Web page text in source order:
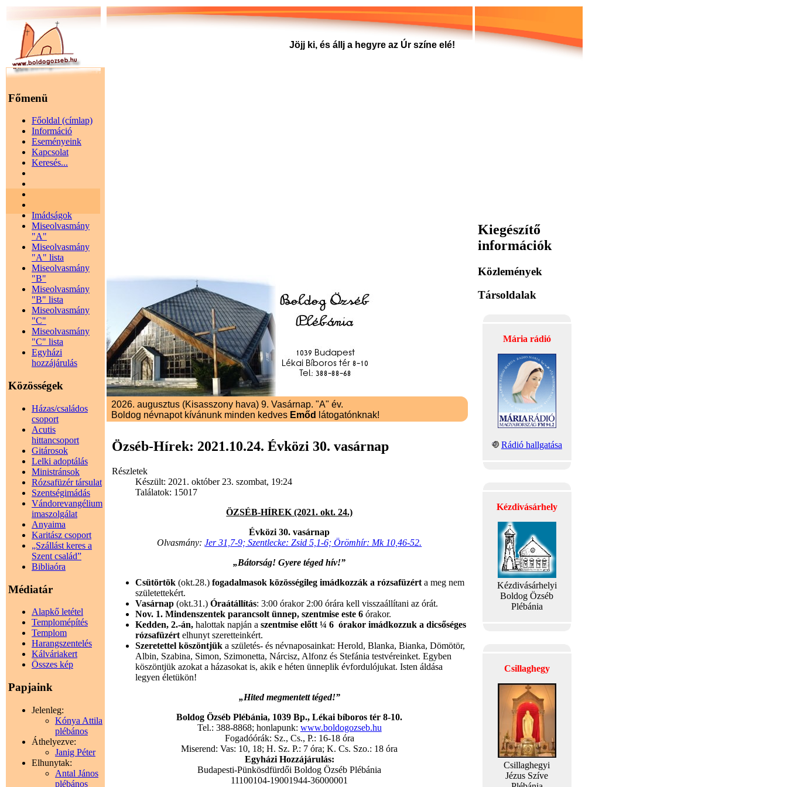
Jöjj ki, és állj a hegyre az Úr színe elé!
Főmenü
Főoldal (címlap)
Információ
Eseményeink
Kapcsolat
Keresés...
Imádságok
Miseolvasmány
"A"
Miseolvasmány
"A" lista
Miseolvasmány
"B"
Miseolvasmány
"B" lista
Miseolvasmány
"C"
Miseolvasmány
"C" lista
Egyházi
hozzájárulás
Közösségek
Házas/családos
csoport
Acutis
hittancsoport
Gitárosok
Lelki adoptálás
Ministránsok
Rózsafüzér társulat
Szentségimádás
Vándorevangélium
imaszolgálat
Anyaima
Karitász csoport
„Szállást keres a
Szent család”
Bibliaóra
Médiatár
Alapkő letétel
Templomépítés
Templom
Harangszentelés
Kálváriakert
Összes kép
Papjaink
Jelenleg:
Kónya Attila
plébános
Áthelyezve:
Janig Péter
Elhunytak:
Antal János
plébános
2026. augusztus (Kisasszony hava) 9. Vasárnap. "A" év.
Boldog névnapot kívánunk minden kedves Emőd látogatónknak!
Özséb-Hírek: 2021.10.24. Évközi 30. vasárnap
Részletek
Készült: 2021. október 23. szombat, 19:24
Találatok: 15017
ÖZSÉB-HÍREK (2021. okt. 24.)
Évközi 30. vasárnap
Olvasmány:Jer 31,7-9; Szentlecke: Zsid 5,1-6; Örömhír: Mk 10,46-52.
„Bátorság! Gyere téged hív!”
Csütörtök (okt.28.)fogadalmasok közösségileg imádkozzák a rózsafüzért a meg nem
születettekért.
Vasárnap (okt.31.)Óraátállítás: 3:00 órakor 2:00 órára kell visszaállítani az órát.
Nov. 1. Mindenszentek parancsolt ünnep, szentmise este 6 órakor.
Kedden, 2.-án, halottak napján aszentmise előtt ¼ 6 órakor imádkozzuk a dicsőséges
rózsafüzért elhunyt szeretteinkért.
Szeretettel köszöntjük a születés- és névnaposainkat: Herold, Blanka, Bianka, Dömötör,
Albin, Szabina, Simon, Szimonetta, Nárcisz, Alfonz és Stefánia testvéreinket. Egyben
köszöntjük azokat a házasokat is, akik e héten ünneplik évfordulójukat. Isten áldása
legyen életükön!
„Hited megmentett téged!”
Boldog Özséb Plébánia, 1039 Bp., Lékai bíboros tér 8-10.
Tel.: 388-8868; honlapunk: www.boldogozseb.hu
Fogadóórák: Sz., Cs., P.: 16-18 óra
Miserend: Vas: 10, 18; H. Sz. P.: 7 óra; K. Cs. Szo.: 18 óra
Egyházi Hozzájárulás:
Budapesti-Pünkösdfürdői Boldog Özséb Plébánia
11100104-19001944-36000001
Kiegészítő
információk
Közlemények
Társoldalak
Mária rádió
Rádió hallgatása
Kézdivásárhely
Kézdivásárhelyi
Boldog Özséb
Plébánia
Csillaghegy
Csillaghegyi
Jézus Szíve